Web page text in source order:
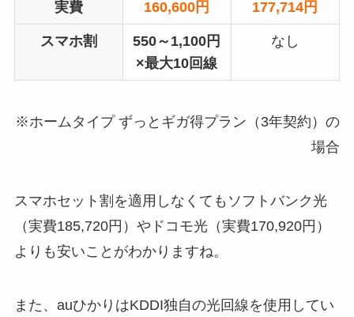
実費 160,600円 177,714円
スマホ割
550～1,100円
×最大10回線
なし
※ホームタイプ ずっとギガ得プラン（3年契約）の
場合
スマホセット割を適用しなくてもソフトバンク光
（実費185,720円）やドコモ光（実費170,920円）
よりも安いことがわかりますね。
また、auひかりはKDDI独自の光回線を使用してい